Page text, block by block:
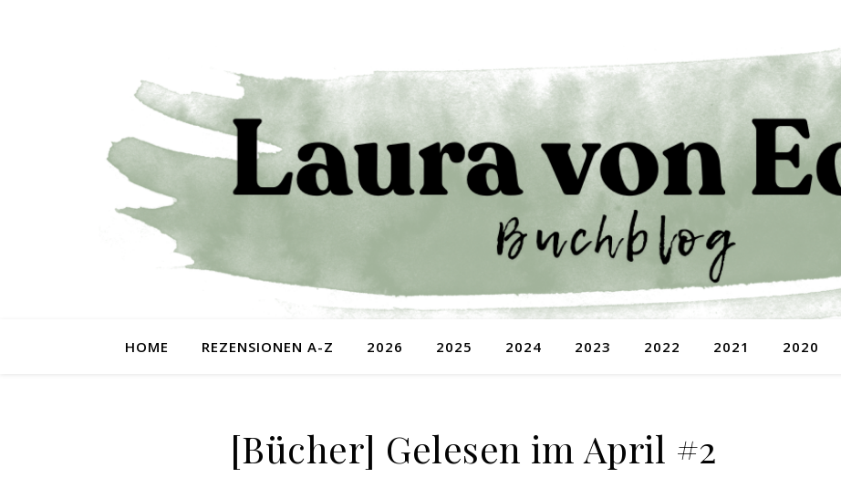
HOME REZENSIONEN A-Z 2026 2025 2024 2023 2022 2021 2020
[Bücher] Gelesen im April #2